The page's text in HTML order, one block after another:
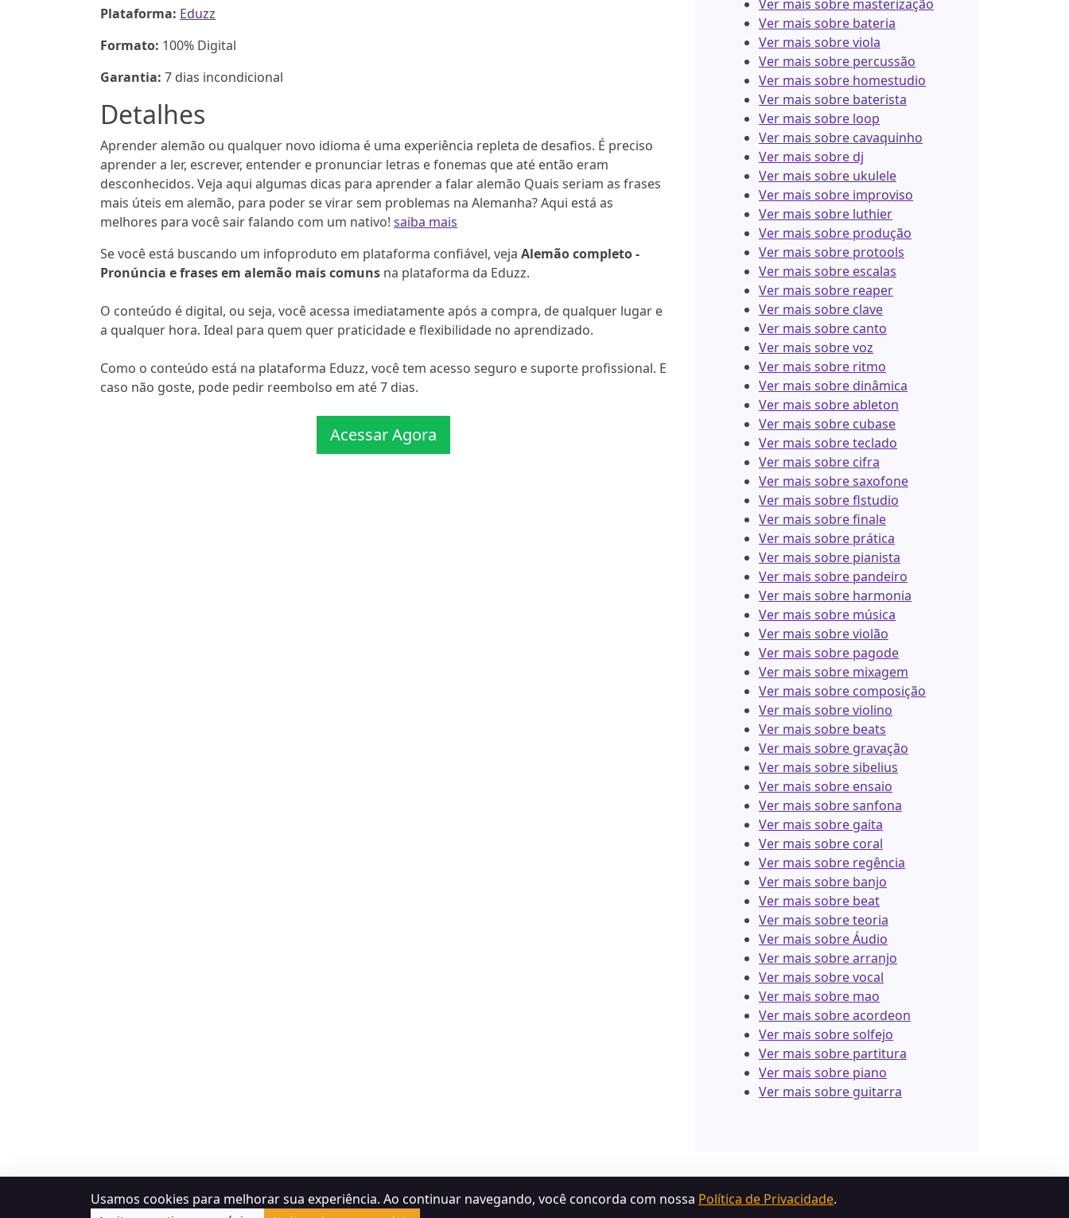
Plataforma: Eduzz
Formato: 100% Digital
Garantia: 7 dias incondicional
Detalhes
Aprender alemão ou qualquer novo idioma é uma experiência repleta de desafios. É preciso
aprender a ler, escrever, entender e pronunciar letras e fonemas que até então eram
desconhecidos. Veja aqui algumas dicas para aprender a falar alemão Quais seriam as frases
mais úteis em alemão, para poder se virar sem problemas na Alemanha? Aqui está as
melhores para você sair falando com um nativo! saiba mais
Se você está buscando um infoproduto em plataforma confiável, veja Alemão completo -
Pronúncia e frases em alemão mais comuns na plataforma da Eduzz.
O conteúdo é digital, ou seja, você acessa imediatamente após a compra, de qualquer lugar e
a qualquer hora. Ideal para quem quer praticidade e flexibilidade no aprendizado.
Como o conteúdo está na plataforma Eduzz, você tem acesso seguro e suporte profissional. E
caso não goste, pode pedir reembolso em até 7 dias.
Acessar Agora
Usamos cookies para melhorar sua experiência. Ao continuar navegando, você concorda com nossa Política de Privacidade.
Ver mais sobre masterização
Ver mais sobre bateria
Ver mais sobre viola
Ver mais sobre percussão
Ver mais sobre homestudio
Ver mais sobre baterista
Ver mais sobre loop
Ver mais sobre cavaquinho
Ver mais sobre dj
Ver mais sobre ukulele
Ver mais sobre improviso
Ver mais sobre luthier
Ver mais sobre produção
Ver mais sobre protools
Ver mais sobre escalas
Ver mais sobre reaper
Ver mais sobre clave
Ver mais sobre canto
Ver mais sobre voz
Ver mais sobre ritmo
Ver mais sobre dinâmica
Ver mais sobre ableton
Ver mais sobre cubase
Ver mais sobre teclado
Ver mais sobre cifra
Ver mais sobre saxofone
Ver mais sobre flstudio
Ver mais sobre finale
Ver mais sobre prática
Ver mais sobre pianista
Ver mais sobre pandeiro
Ver mais sobre harmonia
Ver mais sobre música
Ver mais sobre violão
Ver mais sobre pagode
Ver mais sobre mixagem
Ver mais sobre composição
Ver mais sobre violino
Ver mais sobre beats
Ver mais sobre gravação
Ver mais sobre sibelius
Ver mais sobre ensaio
Ver mais sobre sanfona
Ver mais sobre gaita
Ver mais sobre coral
Ver mais sobre regência
Ver mais sobre banjo
Ver mais sobre beat
Ver mais sobre teoria
Ver mais sobre Áudio
Ver mais sobre arranjo
Ver mais sobre vocal
Ver mais sobre mao
Ver mais sobre acordeon
Ver mais sobre solfejo
Ver mais sobre partitura
Ver mais sobre piano
Ver mais sobre guitarra
Termos de Uso Política de Devolução Política de Privacidade